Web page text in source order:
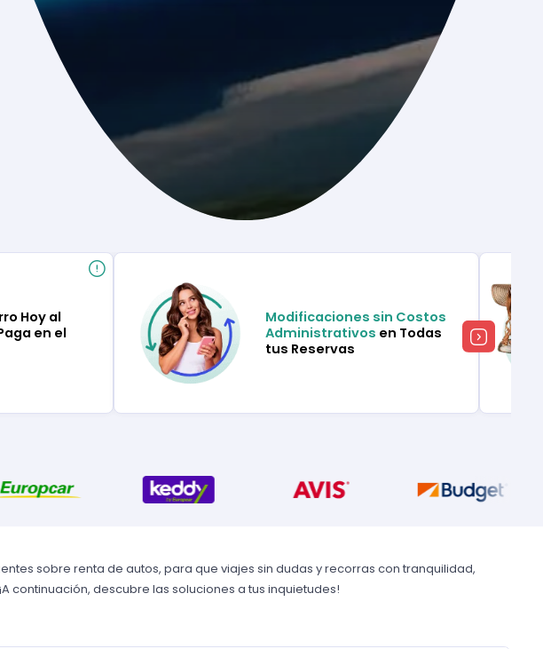
Hoy al
en el
Modificaciones sin Costos
Administrativos en Todas
tus Reservas
sobre renta de autos, para que viajes sin dudas y recorras con tranquilidad,
continuación, descubre las soluciones a tus inquietudes!